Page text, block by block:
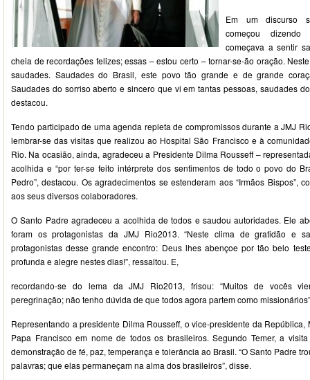
Em um discurso
começou
começava a sentir
cheia de recordações felizes; essas – estou certo – tornar-se-ão oração.
saudades. Saudades do Brasil, este povo tão grande e de grande
Saudades do sorriso aberto e sincero que vi em tantas pessoas, saudades
destacou.
Tendo participado de uma agenda repleta de compromissos durante a JMJ
lembrar-se das visitas que realizou ao Hospital São Francisco e à
Rio. Na ocasião, ainda, agradeceu a Presidente Dilma Rousseff –
acolhida e “por ter-se feito intérprete dos sentimentos de todo o povo do
Pedro”, destacou. Os agradecimentos se estenderam aos “Irmãos Bispos”,
aos seus diversos colaboradores.
O Santo Padre agradeceu a acolhida de todos e saudou autoridades. Ele
foram os protagonistas da JMJ Rio2013. “Neste clima de gratidão e
protagonistas desse grande encontro: Deus lhes abençoe por tão belo
profunda e alegre nestes dias!”, ressaltou. E,
recordando-se do lema da JMJ Rio2013, frisou: “Muitos de vocês
peregrinação; não tenho dúvida de que todos agora partem como
Representando a presidente Dilma Rousseff, o vice-presidente da República,
Papa Francisco em nome de todos os brasileiros. Segundo Temer, a
demonstração de fé, paz, temperança e tolerância ao Brasil. “O Santo Padre
palavras; que elas permaneçam na alma dos brasileiros”, disse.